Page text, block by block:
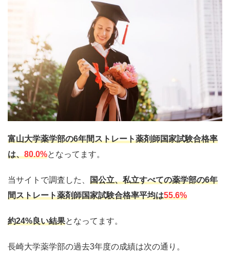
富山大学薬学部の6年間ストレート薬剤師国家試験合格率
は、80.0%となってます。
当サイトで調査した、 国公立、私立すべての薬学部の6年
間ストレート薬剤師国家試験合格率平均は55.6%
約24%良い結果となってます。
長崎大学薬学部の過去3年度の成績は次の通り。